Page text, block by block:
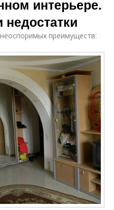
интерьере.
преимуществ: